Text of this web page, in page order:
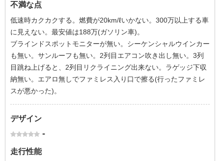
不満な点
低速時カクカクする。燃費が20km/ℓいかない。300万以上する車
に見えない。最安値は188万(ガソリン車)。
ブラインドスポットモニターが無い。シーケンシャルウインカー
も無い。サンルーフも無い。2列目エアコン吹き出し無い。3列
目跳ね上げると、2列目リクライニング出来ない。ラゲッジ下収
納無い。エアロ無しでファミレス入り口で擦る(行ったファミレ
スが悪かった)。
デザイン
-
走行性能